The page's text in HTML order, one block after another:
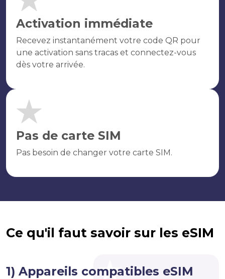
Activation immédiate
Recevez instantanément votre code QR pour
une activation sans tracas et connectez-vous
dès votre arrivée.
Pas de carte SIM
Pas besoin de changer votre carte SIM.
Ce qu'il faut savoir sur les eSIM
1) Appareils compatibles eSIM